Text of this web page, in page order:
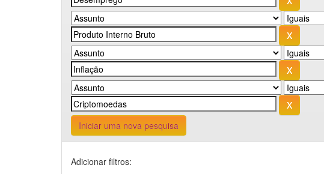
Iniciar uma nova pesquisa
Adicionar filtros: